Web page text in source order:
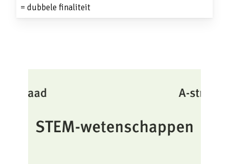
= dubbele finaliteit
1e graad – 02 – STEM-